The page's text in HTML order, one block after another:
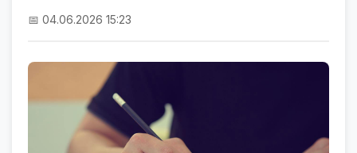
HAVA DURUMU
KRİPTO PARALAR
NÖBETÇİ ECZANELER
📅 04.06.2026 15:23